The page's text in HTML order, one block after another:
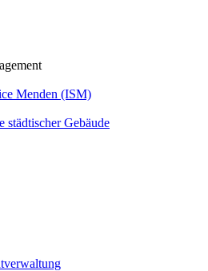
Menden (ISM)
städtischer Gebäude